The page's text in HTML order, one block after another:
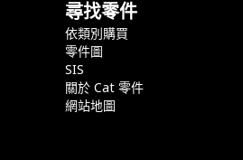
尋找零件
依類別購買
零件圖
SIS
關於 Cat 零件
網站地圖